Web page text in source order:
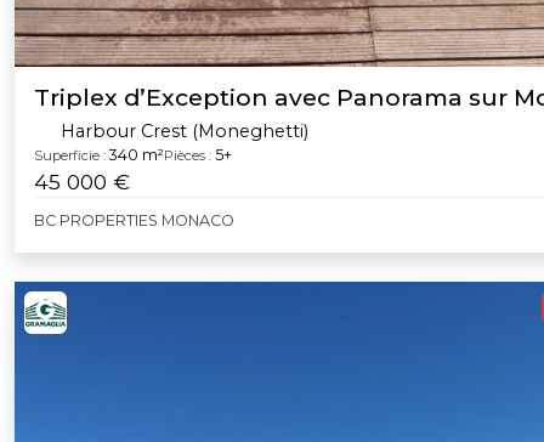
Triplex d’Exception avec Panorama sur
Harbour Crest (Moneghetti)
Superficie : 340 m²Pièces : 5+
45 000 €
BC PROPERTIES MONACO